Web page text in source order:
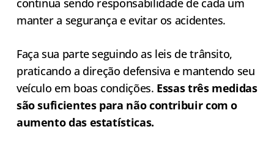
manter a segurança e evitar os acidentes.
Faça sua parte seguindo as leis de trânsito,
praticando a direção defensiva e mantendo seu
veículo em boas condições. Essas três medidas
são suficientes para não contribuir com o
aumento das estatísticas.